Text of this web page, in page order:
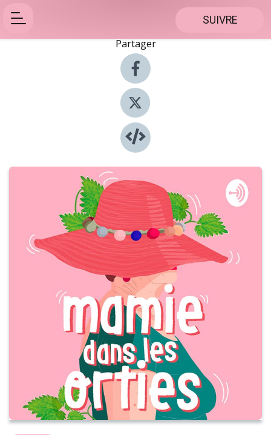
SUIVRE
Partager